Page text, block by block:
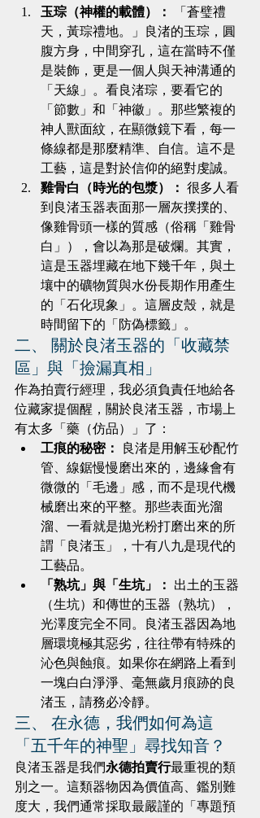
玉琮（神權的載體）：
「蒼璧禮
天，黃琮禮地。」良渚的玉琮，圓
腹方身，中間穿孔，這在當時不僅
是裝飾，更是一個人與天神溝通的
「天線」。看良渚琮，要看它的
「節數」和「神徽」。那些繁複的
神人獸面紋，在顯微鏡下看，每一
條線都是那麼精準、自信。這不是
工藝，這是對於信仰的絕對虔誠。
雞骨白（時光的包漿）： 很多人看
到良渚玉器表面那一層灰撲撲的、
像雞骨頭一樣的質感（俗稱「雞骨
白」），會以為那是破爛。其實，
這是玉器埋藏在地下幾千年，與土
壤中的礦物質與水份長期作用產生
的「石化現象」。這層皮殼，就是
時間留下的「防偽標籤」。
二、 關於良渚玉器的「收藏禁
區」與「撿漏真相」
作為拍賣行經理，我必須負責任地給各
位藏家提個醒，關於良渚玉器，市場上
有太多「藥（仿品）」了：
工痕的秘密：
良渚是用解玉砂配竹
管、線鋸慢慢磨出來的，邊緣會有
微微的「毛邊」感，而不是現代機
械磨出來的平整。那些表面光溜
溜、一看就是拋光粉打磨出來的所
謂「良渚玉」，十有八九是現代的
工藝品。
「熟坑」與「生坑」：
出土的玉器
（生坑）和傳世的玉器（熟坑），
光澤度完全不同。良渚玉器因為地
層環境極其惡劣，往往帶有特殊的
沁色與蝕痕。如果你在網路上看到
一塊白白淨淨、毫無歲月痕跡的良
渚玉，請務必冷靜。
三、 在永德，我們如何為這
「五千年的神聖」尋找知音？
良渚玉器是我們永德拍賣行最重視的類
別之一。這類器物因為價值高、鑑別難
度大，我們通常採取最嚴謹的「專題預